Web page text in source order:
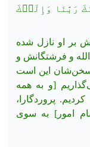
رَبَّنَا وَإِلَيۡكَ
بر او نازل شده
و فرشتگانش و
سخن‌شان این است
[و به همه
پروردگارا،
امور] به سوی